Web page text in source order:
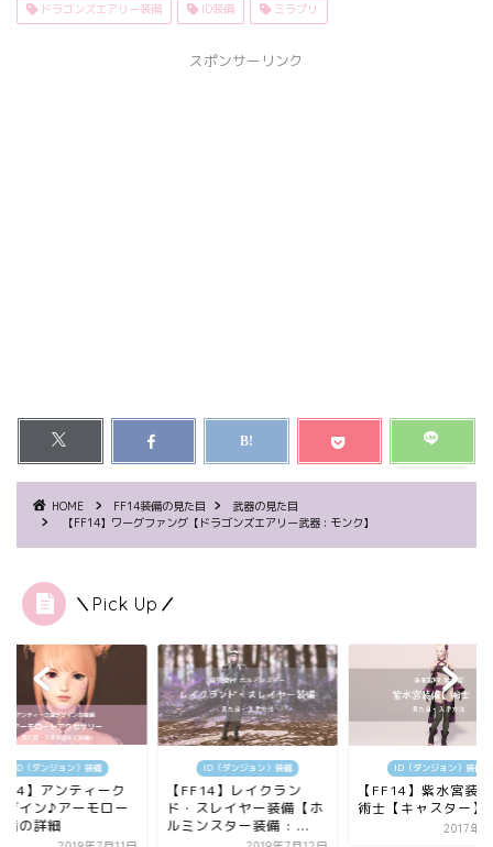
ドラゴンズエアリー装備 ID装備 ミラプリ
スポンサーリンク
HOME FF14装備の見た目
武器の見た目
【FF14】ワーグファング【ドラゴンズエアリー武器 : モンク】
＼Pick Up／
ID（ダンジョン）装備
】アンティーク
ザイン♪アーモロー
備の詳細
ID（ダンジョン）装備
【FF14】レイクラン
ド・スレイヤー装備【ホ
ルミンスター装備 : ...
ID（ダンジョン）装備
【FF14】紫水宮装
術士【キャスター】
2017年8